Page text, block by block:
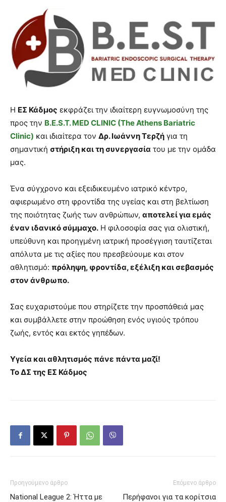
Η ΕΣ Κάδμος εκφράζει την ιδιαίτερη ευγνωμοσύνη της
προς την B.E.S.T. MED CLINIC (The Athens Bariatric
Clinic) και ιδιαίτερα τον Δρ. Ιωάννη Τερζή για τη
σημαντική στήριξη και τη συνεργασία του με την ομάδα
μας.
Ένα σύγχρονο και εξειδικευμένο ιατρικό κέντρο,
αφιερωμένο στη φροντίδα της υγείας και στη βελτίωση
της ποιότητας ζωής των ανθρώπων, αποτελεί για εμάς
έναν ιδανικό σύμμαχο. Η φιλοσοφία σας για ολιστική,
υπεύθυνη και προηγμένη ιατρική προσέγγιση ταυτίζεται
απόλυτα με τις αξίες που πρεσβεύουμε και στον
αθλητισμό: πρόληψη, φροντίδα, εξέλιξη και σεβασμός
στον άνθρωπο.
Σας ευχαριστούμε που στηρίζετε την προσπάθειά μας
και συμβάλλετε στην προώθηση ενός υγιούς τρόπου
ζωής, εντός και εκτός γηπέδων.
Υγεία και αθλητισμός πάνε πάντα μαζί!
Το ΔΣ της ΕΣ Κάδμος
Προηγούμενο άρθρο
National League 2: Ήττα με
Επόμενο άρθρο
Περήφανοι για τα κορίτσια